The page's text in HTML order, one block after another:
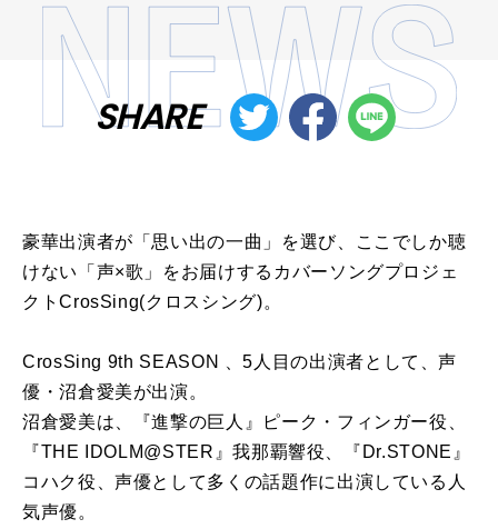
SHARE
豪華出演者が「思い出の一曲」を選び、ここでしか聴
けない「声×歌」をお届けするカバーソングプロジェ
クトCrosSing(クロスシング)。
CrosSing 9th SEASON 、5人目の出演者として、声
優・沼倉愛美が出演。
沼倉愛美は、『進撃の巨人』ピーク・フィンガー役、
『THE IDOLM@STER』我那覇響役、『Dr.STONE』
コハク役、声優として多くの話題作に出演している人
気声優。